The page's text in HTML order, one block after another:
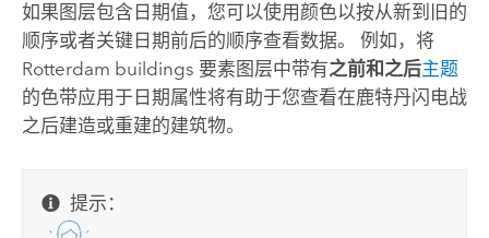
如果图层包含日期值，您可以使用颜色以按从新到旧的
顺序或者关键日期前后的顺序查看数据。 例如，将
Rotterdam buildings 要素图层中带有之前和之后主题
的色带应用于日期属性将有助于您查看在鹿特丹闪电战
之后建造或重建的建筑物。
提示：